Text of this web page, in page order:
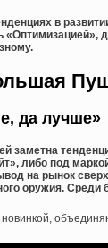
в
да лучше»
заметна
либо под
на рынок
оружия. Среди